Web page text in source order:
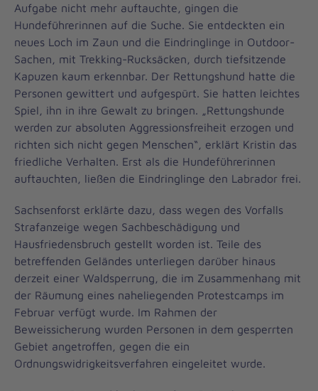
Aufgabe nicht mehr auftauchte, gingen die
Hundeführerinnen auf die Suche. Sie entdeckten ein
neues Loch im Zaun und die Eindringlinge in Outdoor-
Sachen, mit Trekking-Rucksäcken, durch tiefsitzende
Kapuzen kaum erkennbar. Der Rettungshund hatte die
Personen gewittert und aufgespürt. Sie hatten leichtes
Spiel, ihn in ihre Gewalt zu bringen. „Rettungshunde
werden zur absoluten Aggressionsfreiheit erzogen und
richten sich nicht gegen Menschen“, erklärt Kristin das
friedliche Verhalten. Erst als die Hundeführerinnen
auftauchten, ließen die Eindringlinge den Labrador frei.
Sachsenforst erklärte dazu, dass wegen des Vorfalls
Strafanzeige wegen Sachbeschädigung und
Hausfriedensbruch gestellt worden ist. Teile des
betreffenden Geländes unterliegen darüber hinaus
derzeit einer Waldsperrung, die im Zusammenhang mit
der Räumung eines naheliegenden Protestcamps im
Februar verfügt wurde. Im Rahmen der
Beweissicherung wurden Personen in dem gesperrten
Gebiet angetroffen, gegen die ein
Ordnungswidrigkeitsverfahren eingeleitet wurde.